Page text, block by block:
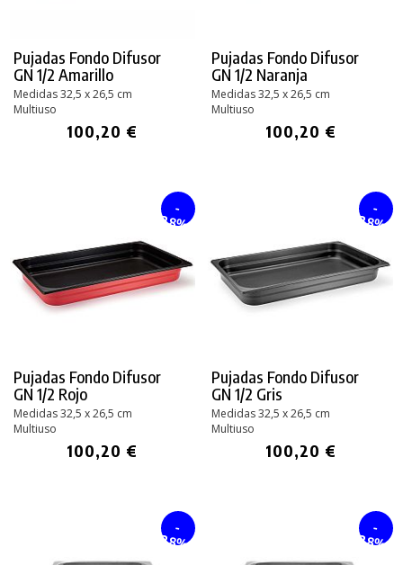
Pujadas Fondo Difusor
GN 1/2 Amarillo
Medidas 32,5 x 26,5 cm
Multiuso
100,20 €
Pujadas Fondo Difusor
GN 1/2 Naranja
Medidas 32,5 x 26,5 cm
Multiuso
100,20 €
-
28%
Pujadas Fondo Difusor
GN 1/2 Rojo
Medidas 32,5 x 26,5 cm
Multiuso
100,20 €
-
28%
Pujadas Fondo Difusor
GN 1/2 Gris
Medidas 32,5 x 26,5 cm
Multiuso
100,20 €
-
28%
-
28%